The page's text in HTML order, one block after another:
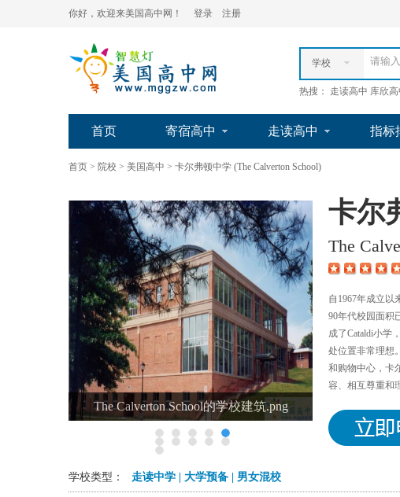
你好，欢迎来美国高中网！ 登录 注册
学校
热搜： 走读高中 库欣
首页 寄宿高中 走读高中 指标
首页 > 院校 > 美国高中 > 卡尔弗顿中学 (The Calverton School)
The Calverton School的学校建筑.png
卡尔
The
自1967年成立以
90年代校园面积
成了Cataldi小学
处位置非常理想
和购物中心，卡
容、相互尊重和
学校类型： 走读中学 | 大学预备 | 男女混校